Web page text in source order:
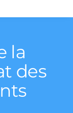
la
des